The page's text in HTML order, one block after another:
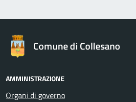
Comune di Collesano
AMMINISTRAZIONE
Organi di governo